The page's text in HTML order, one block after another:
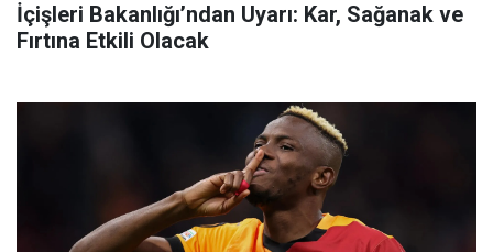
İçişleri Bakanlığı’ndan Uyarı: Kar, Sağanak ve
Fırtına Etkili Olacak